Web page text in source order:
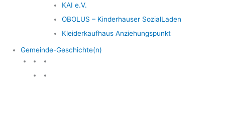
KAI e.V.
OBOLUS – Kinderhauser SozialLaden
Kleiderkaufhaus Anziehungspunkt
Gemeinde-Geschichte(n)